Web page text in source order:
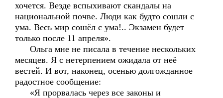
хочется. Везде вспыхивают скандалы на
национальной почве. Люди как будто сошли с
ума. Весь мир сошёл с ума!.. Экзамен будет
только после 11 апреля».
Ольга мне не писала в течение нескольких
месяцев. Я с нетерпением ожидала от неё
вестей. И вот, наконец, осенью долгожданное
радостное сообщение:
«Я прорвалась через все законы и